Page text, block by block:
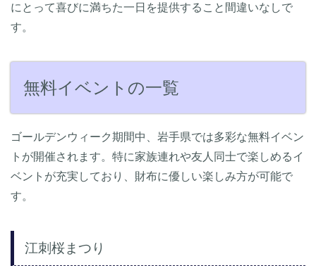
にとって喜びに満ちた一日を提供すること間違いなしで
す。
無料イベントの一覧
ゴールデンウィーク期間中、岩手県では多彩な無料イベン
トが開催されます。特に家族連れや友人同士で楽しめるイ
ベントが充実しており、財布に優しい楽しみ方が可能で
す。
江刺桜まつり